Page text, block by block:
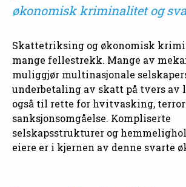
økonomisk kriminalitet og
Skattetriksing og økonomisk
mange fellestrekk. Mange av
muliggjør multinasjonale
underbetaling av skatt på tvers av
også til rette for hvitvasking,
sanksjonsomgåelse. Kompliserte
selskapsstrukturer og
eiere er i kjernen av denne svarte